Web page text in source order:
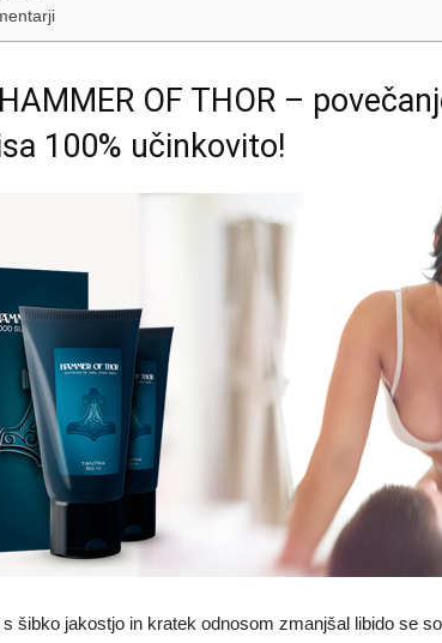
OF THOR –
100% učinkovito!
s šibko jakostjo in kratek odnosom zmanjšal libido se